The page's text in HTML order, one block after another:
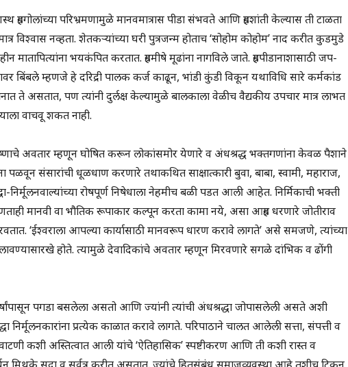
परिभ्रमणामुळे मानवमात्रास पीडा संभवते आणि ग्रहशांती केल्यास ती टाळता
विश्वास नव्हता. शेतकऱ्यांच्या घरी पुत्रजन्म होताच ‘सोहोम कोहोम’ नाद करीत कुडमुडे
मातापित्यांना भयकंपित करतात. ग्रहमीषे मूढांना नागविले जाते. ग्रहपीडानाशासाठी जप-
बिंबले म्हणजे हे दरिद्री पालक कर्ज काढून, भांडी कुंडी विकून यथाविधि सारे कर्मकांड
ते असतात, पण त्यांनी दुर्लक्ष केल्यामुळे बालकाला वेळीच वैद्यकीय उपचार मात्र लाभत
वाचवू शकत नाही.
अवतार म्हणून घोषित करून लोकांसमोर येणारे व अंधश्रद्ध भक्तगणांना केवळ पैशाने
पळवून संसारांची धूळधाण करणारे तथाकथित साक्षात्कारी बुवा, बाबा, स्वामी, महाराज,
निर्मूलनवाल्यांच्या रोषपूर्ण निषेधाला नेहमीच बळी पडत आली आहेत. निर्मिकाची भक्ती
मानवी वा भौतिक रूपाकार कल्पून करता कामा नये, असा आग्रह धरणारे जोतीराव
‘ईश्वराला आपल्या कार्यासाठी मानवरूप धारण करावे लागते’ असे समजणे, त्यांच्या
लावण्यासारखे होते. त्यामुळे देवादिकांचे अवतार म्हणून मिरवणारे सगळे दांभिक व ढोंगी
पगडा बसलेला असतो आणि ज्यांनी त्यांची अंधश्रद्धा जोपासलेली असते अशी
निर्मूलनकारांना प्रत्येक काळात करावे लागते. परिपाठाने चालत आलेली सत्ता, संपत्ती व
कशी अस्तित्वात आली यांचे ‘ऐतिहासिक’ स्पष्टीकरण आणि ती कशी रास्त व